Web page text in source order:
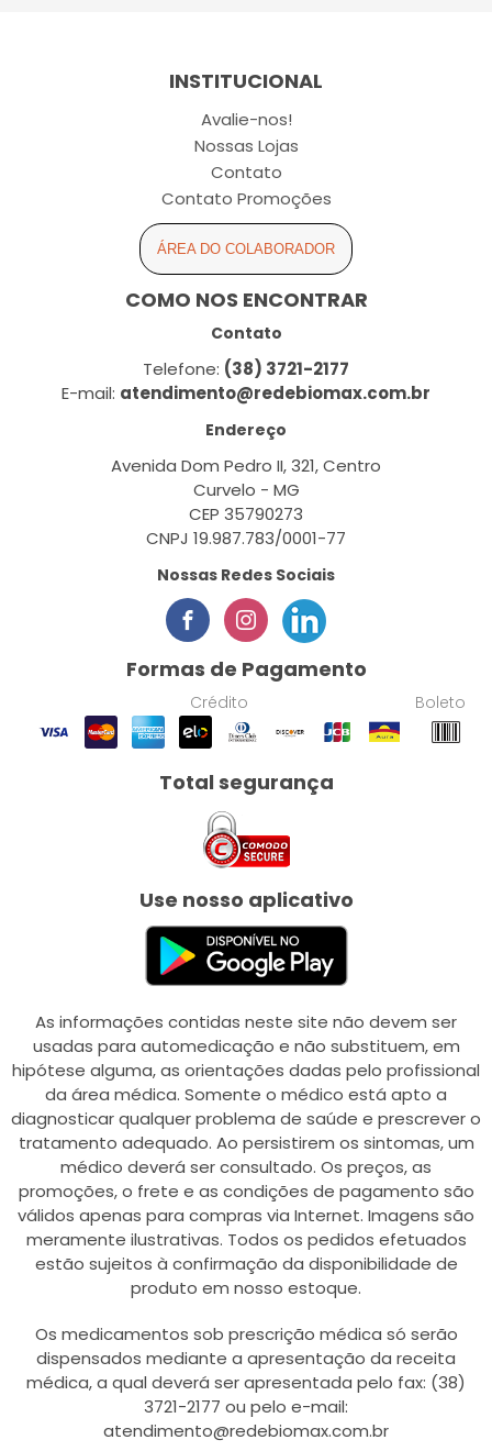
INSTITUCIONAL
Avalie-nos!
Nossas Lojas
Contato
Contato Promoções
ÁREA DO COLABORADOR
COMO NOS ENCONTRAR
Contato
Telefone: (38) 3721-2177
E-mail: atendimento@redebiomax.com.br
Endereço
Avenida Dom Pedro II, 321, Centro
Curvelo - MG
CEP 35790273
CNPJ 19.987.783/0001-77
Nossas Redes Sociais
Formas de Pagamento
Crédito Boleto
Total segurança
Use nosso aplicativo
As informações contidas neste site não devem ser
usadas para automedicação e não substituem, em
hipótese alguma, as orientações dadas pelo profissional
da área médica. Somente o médico está apto a
diagnosticar qualquer problema de saúde e prescrever o
tratamento adequado. Ao persistirem os sintomas, um
médico deverá ser consultado. Os preços, as
promoções, o frete e as condições de pagamento são
válidos apenas para compras via Internet. Imagens são
meramente ilustrativas. Todos os pedidos efetuados
estão sujeitos à confirmação da disponibilidade de
produto em nosso estoque.
Os medicamentos sob prescrição médica só serão
dispensados mediante a apresentação da receita
médica, a qual deverá ser apresentada pelo fax: (38)
3721-2177 ou pelo e-mail:
atendimento@redebiomax.com.br